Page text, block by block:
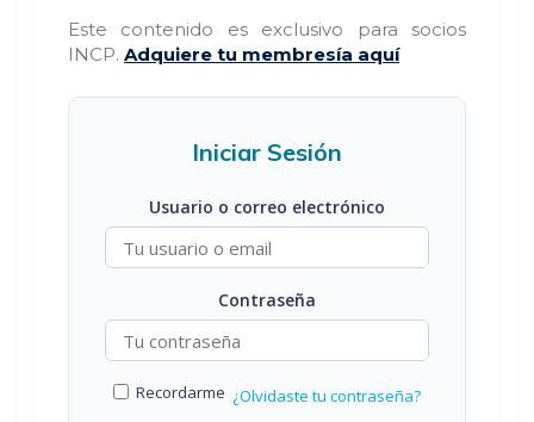
Este contenido es exclusivo para socios
INCP. Adquiere tu membresía aquí
Iniciar Sesión
Usuario o correo electrónico
Contraseña
Recordarme ¿Olvidaste tu contraseña?